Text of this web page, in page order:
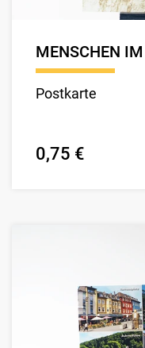
MENSCHEN
Postkarte
0,75 €